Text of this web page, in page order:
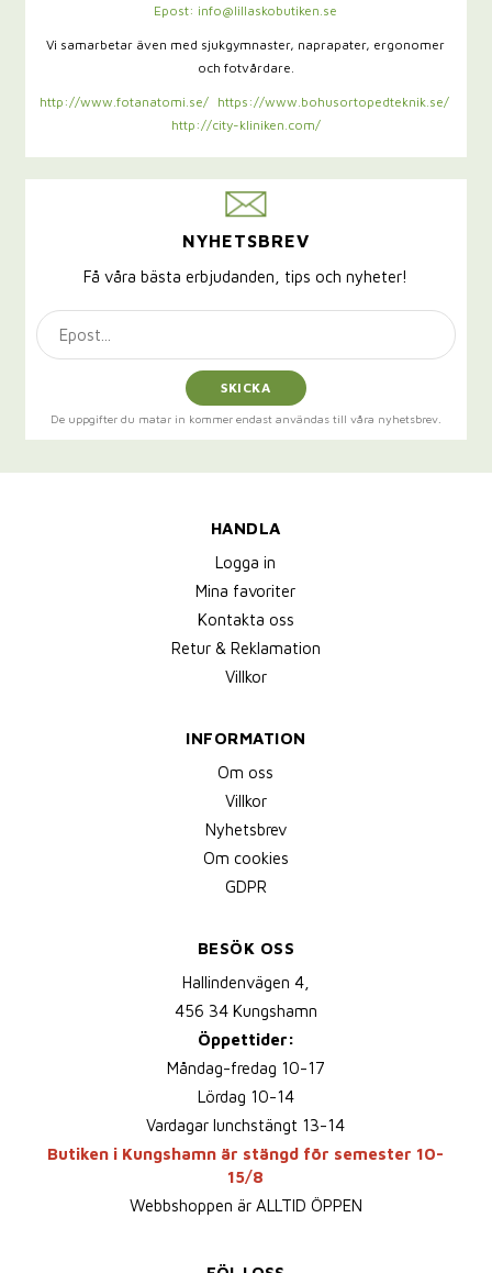
Epost: info@lillaskobutiken.se
Vi samarbetar även med sjukgymnaster, naprapater, ergonomer
och fotvårdare.
http://www.fotanatomi.se/
https://www.bohusortopedteknik.se/
http://city-kliniken.com/
NYHETSBREV
Få våra bästa erbjudanden, tips och nyheter!
SKICKA
De uppgifter du matar in kommer endast användas till våra nyhetsbrev.
HANDLA
Logga in
Mina favoriter
Kontakta oss
Retur & Reklamation
Villkor
INFORMATION
Om oss
Villkor
Nyhetsbrev
Om cookies
GDPR
BESÖK OSS
Hallindenvägen 4,
456 34 Kungshamn
Öppettider:
Måndag-fredag 10-17
Lördag 10-14
Vardagar lunchstängt 13-14
Butiken i Kungshamn är stängd för semester 10-
15/8
Webbshoppen är ALLTID ÖPPEN